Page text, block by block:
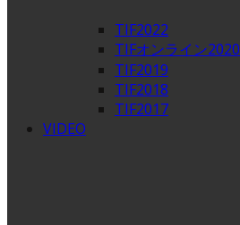
TIF2022
TIFオンライン2020
TIF2019
TIF2018
TIF2017
VIDEO